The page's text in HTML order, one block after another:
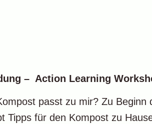
– Action Learning
passt zu mir? Zu
Tipps für den Kompost zu